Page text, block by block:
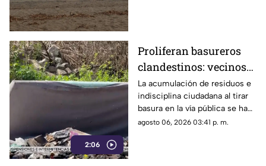
2:06
Proliferan basureros
clandestinos: vecinos
exigen conciencia y
sanciones más
estrictas
La acumulación de residuos e
indisciplina ciudadana al tirar
basura en la vía pública se ha
consolidado como un grave
agosto 06, 2026 03:41 p. m.